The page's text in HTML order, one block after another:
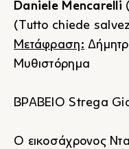
Daniele Mencarelli
(Tutto chiede
Μετάφραση:
Μυθιστόρημα
ΒΡΑΒΕΙΟ Strega
Ο εικοσάχρονος